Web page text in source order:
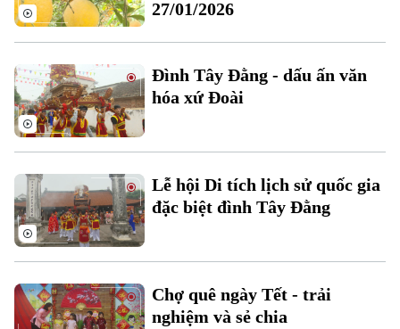
Thời sự
27/01/2026
Đình Tây Đằng - dấu ấn văn
hóa xứ Đoài
Lễ hội Di tích lịch sử quốc gia
đặc biệt đình Tây Đằng
Chợ quê ngày Tết - trải
nghiệm và sẻ chia